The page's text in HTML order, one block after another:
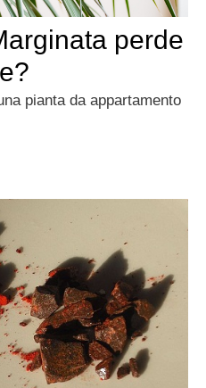
perde
pianta da appartamento